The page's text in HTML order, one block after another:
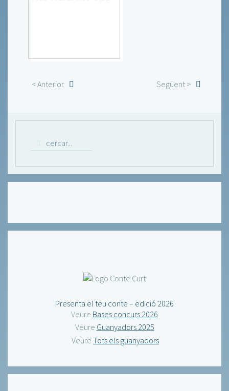
< Anterior Següent >
Presenta el teu conte – edició 2026
Veure Bases concurs 2026
Veure Guanyadors 2025
Veure Tots els guanyadors